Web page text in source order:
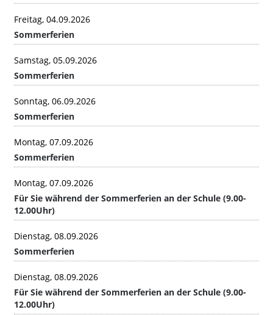
Freitag, 04.09.2026
Sommerferien
Samstag, 05.09.2026
Sommerferien
Sonntag, 06.09.2026
Sommerferien
Montag, 07.09.2026
Sommerferien
Montag, 07.09.2026
Für Sie während der Sommerferien an der Schule (9.00-
12.00Uhr)
Dienstag, 08.09.2026
Sommerferien
Dienstag, 08.09.2026
Für Sie während der Sommerferien an der Schule (9.00-
12.00Uhr)